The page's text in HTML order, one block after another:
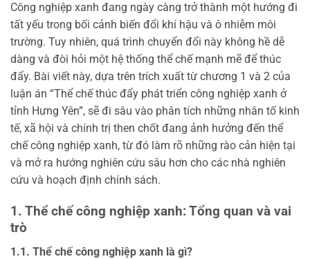
Công nghiệp xanh đang ngày càng trở thành một hướng đi
tất yếu trong bối cảnh biến đổi khí hậu và ô nhiễm môi
trường. Tuy nhiên, quá trình chuyển đổi này không hề dễ
dàng và đòi hỏi một hệ thống thể chế mạnh mẽ để thúc
đẩy. Bài viết này, dựa trên trích xuất từ chương 1 và 2 của
luận án “Thể chế thúc đẩy phát triển công nghiệp xanh ở
tỉnh Hưng Yên”, sẽ đi sâu vào phân tích những nhân tố kinh
tế, xã hội và chính trị then chốt đang ảnh hưởng đến thể
chế công nghiệp xanh, từ đó làm rõ những rào cản hiện tại
và mở ra hướng nghiên cứu sâu hơn cho các nhà nghiên
cứu và hoạch định chính sách.
1. Thể chế công nghiệp xanh: Tổng quan và vai
trò
1.1. Thể chế công nghiệp xanh là gì?